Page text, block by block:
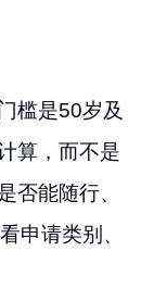
槛是50岁及
算，而不是
否能随行、
申请类别、